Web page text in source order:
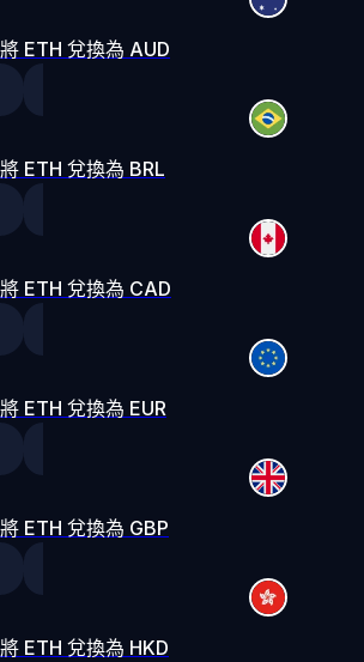
將 ETH 兌換為 AUD
將 ETH 兌換為 BRL
將 ETH 兌換為 CAD
將 ETH 兌換為 EUR
將 ETH 兌換為 GBP
將 ETH 兌換為 HKD